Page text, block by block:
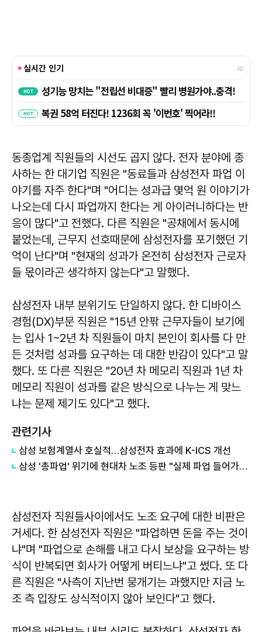
동종업계 직원들의 시선도 곱지 않다. 전자 분야에 종
사하는 한 대기업 직원은 "동료들과 삼성전자 파업 이
야기를 자주 한다"며 "어디는 성과급 몇억 원 이야기가
나오는데 다시 파업까지 한다는 게 아이러니하다는 반
응이 많다"고 전했다. 다른 직원은 "공채에서 동시에
붙었는데, 근무지 선호때문에 삼성전자를 포기했던 기
억이 난다"며 "현재의 성과가 온전히 삼성전자 근로자
들 몫이라곤 생각하지 않는다"고 말했다.
삼성전자 내부 분위기도 단일하지 않다. 한 디바이스
경험(DX)부문 직원은 "15년 안팎 근무자들이 보기에
는 입사 1~2년 차 직원들이 마치 본인이 회사를 다 만
든 것처럼 성과를 요구하는 데 대한 반감이 있다"고 말
했다. 또 다른 직원은 "20년 차 메모리 직원과 1년 차
메모리 직원이 성과를 같은 방식으로 나누는 게 맞느
냐는 문제 제기도 있다"고 했다.
관련기사
삼성 보험계열사 호실적…삼성전자 효과에 K-ICS 개선
삼성 '총파업' 위기에 현대차 노조 등판 "실제 파업 들어가면..."
삼성전자 직원들사이에서도 노조 요구에 대한 비판은
거세다. 한 삼성전자 직원은 "파업하면 돈을 주는 것이
냐"며 "파업으로 손해를 내고 다시 보상을 요구하는 방
식이 반복되면 회사가 어떻게 버티느냐"고 썼다. 또 다
른 직원은 "사측이 지난번 뭉개기는 과했지만 지금 노
조 측 입장도 상식적이지 않아 보인다"고 했다.